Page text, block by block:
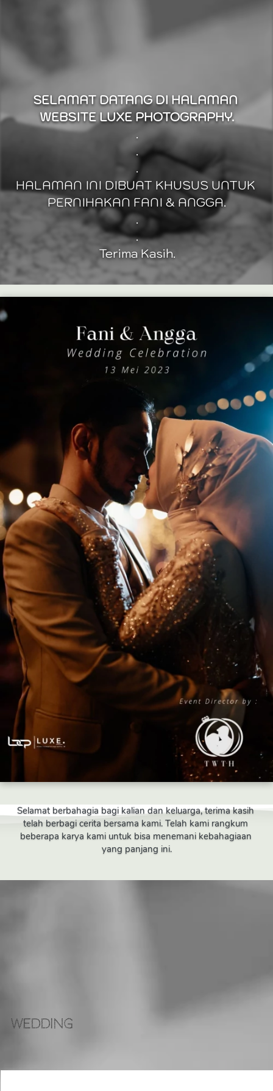
SELAMAT DATANG DI HALAMAN
WEBSITE LUXE PHOTOGRAPHY.
.
.
.
HALAMAN INI DIBUAT KHUSUS UNTUK
PERNIHAKAN FANI & ANGGA.
.
.
Terima Kasih.
Selamat berbahagia bagi kalian dan keluarga, terima kasih
telah berbagi cerita bersama kami. Telah kami rangkum
beberapa karya kami untuk bisa menemani kebahagiaan
yang panjang ini.
Wedding